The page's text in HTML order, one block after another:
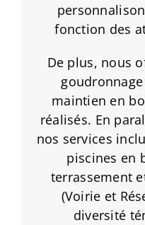
fonction des
De plus, nous
maintien en
réalisés. En
nos services
piscines en
terrassement
(Voirie et
diversité